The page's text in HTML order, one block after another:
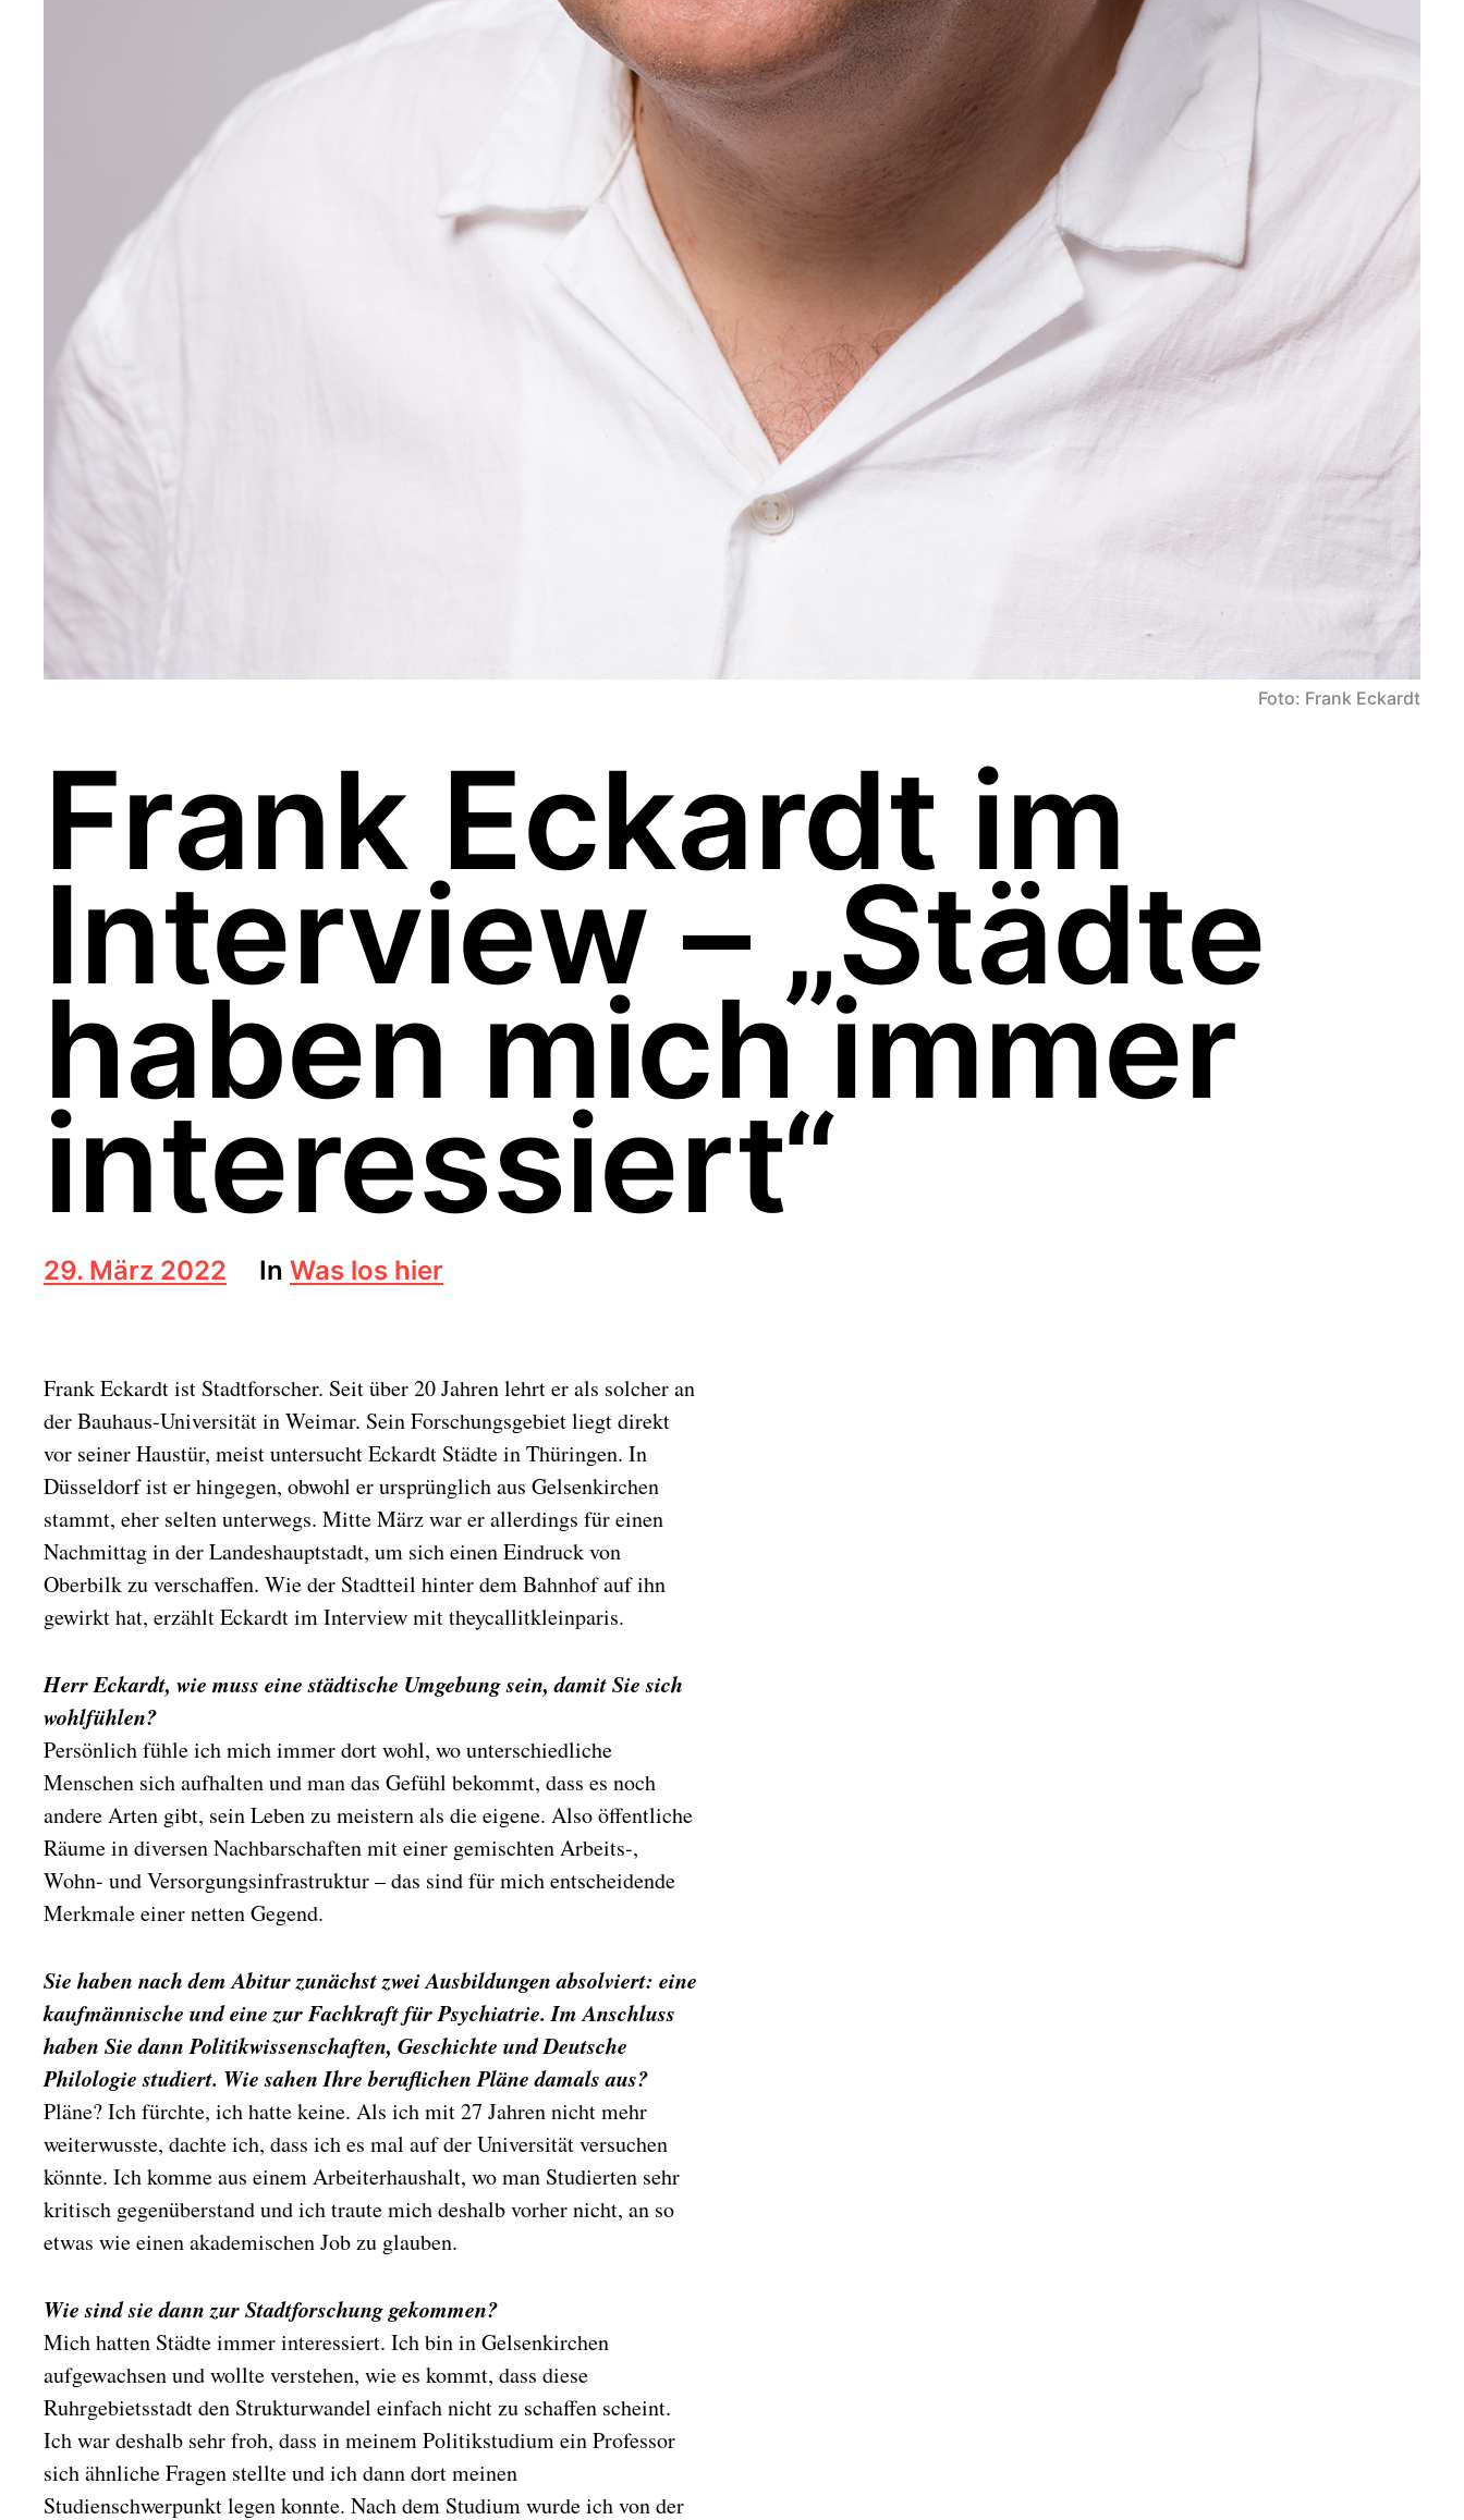
Foto: Frank Eckardt
Frank Eckardt im
Interview – „Städte
haben mich immer
interessiert“
B
e
a
g
s
d
a
t
u
m
29. März 2022 In Was los hier
Frank Eckardt ist Stadtforscher. Seit über 20 Jahren lehrt er als solcher an
der Bauhaus-Universität in Weimar. Sein Forschungsgebiet liegt direkt
vor seiner Haustür, meist untersucht Eckardt Städte in Thüringen. In
Düsseldorf ist er hingegen, obwohl er ursprünglich aus Gelsenkirchen
stammt, eher selten unterwegs. Mitte März war er allerdings für einen
Nachmittag in der Landeshauptstadt, um sich einen Eindruck von
Oberbilk zu verschaffen. Wie der Stadtteil hinter dem Bahnhof auf ihn
gewirkt hat, erzählt Eckardt im Interview mit theycallitkleinparis.
Herr Eckardt, wie muss eine städtische Umgebung sein, damit Sie sich
wohlfühlen?
Persönlich fühle ich mich immer dort wohl, wo unterschiedliche
Menschen sich aufhalten und man das Gefühl bekommt, dass es noch
andere Arten gibt, sein Leben zu meistern als die eigene. Also öffentliche
Räume in diversen Nachbarschaften mit einer gemischten Arbeits-,
Wohn- und Versorgungsinfrastruktur – das sind für mich entscheidende
Merkmale einer netten Gegend.
Sie haben nach dem Abitur zunächst zwei Ausbildungen absolviert: eine
kaufmännische und eine zur Fachkraft für Psychiatrie. Im Anschluss
haben Sie dann Politikwissenschaften, Geschichte und Deutsche
Philologie studiert. Wie sahen Ihre beruflichen Pläne damals aus?
Pläne? Ich fürchte, ich hatte keine. Als ich mit 27 Jahren nicht mehr
weiterwusste, dachte ich, dass ich es mal auf der Universität versuchen
könnte. Ich komme aus einem Arbeiterhaushalt, wo man Studierten sehr
kritisch gegenüberstand und ich traute mich deshalb vorher nicht, an so
etwas wie einen akademischen Job zu glauben.
Wie sind sie dann zur Stadtforschung gekommen?
Mich hatten Städte immer interessiert. Ich bin in Gelsenkirchen
aufgewachsen und wollte verstehen, wie es kommt, dass diese
Ruhrgebietsstadt den Strukturwandel einfach nicht zu schaffen scheint.
Ich war deshalb sehr froh, dass in meinem Politikstudium ein Professor
sich ähnliche Fragen stellte und ich dann dort meinen
Studienschwerpunkt legen konnte. Nach dem Studium wurde ich von der